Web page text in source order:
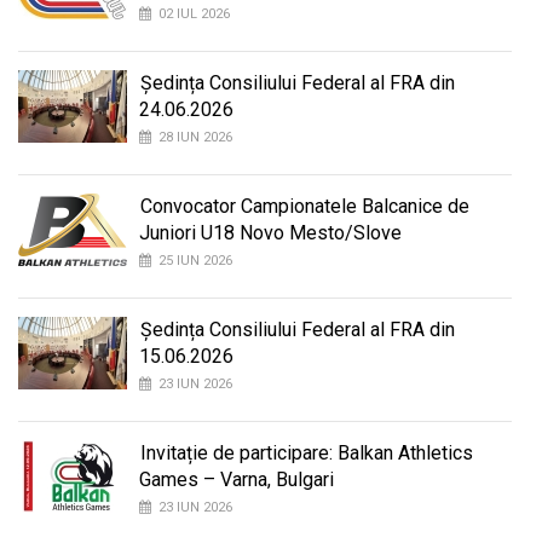
02 IUL 2026
Ședința Consiliului Federal al FRA din
24.06.2026
28 IUN 2026
Convocator Campionatele Balcanice de
Juniori U18 Novo Mesto/Slove
25 IUN 2026
Ședința Consiliului Federal al FRA din
15.06.2026
23 IUN 2026
Invitație de participare: Balkan Athletics
Games – Varna, Bulgari
23 IUN 2026